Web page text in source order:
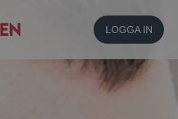
LOGGA IN